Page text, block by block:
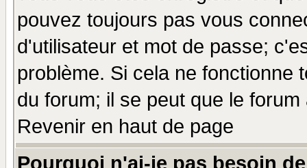
pouvez toujours pas vous
d'utilisateur et mot de passe;
problème. Si cela ne fonctionne
du forum; il se peut que le
Revenir en haut de page
Pourquoi n'ai-je pas besoin